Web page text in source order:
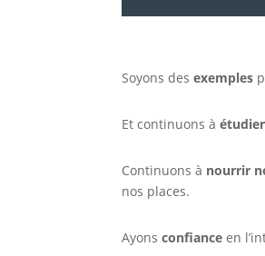
Soyons desexemples
Et continuons àétudier
Continuons à nourrir
nos places.
Ayonsconfiance en